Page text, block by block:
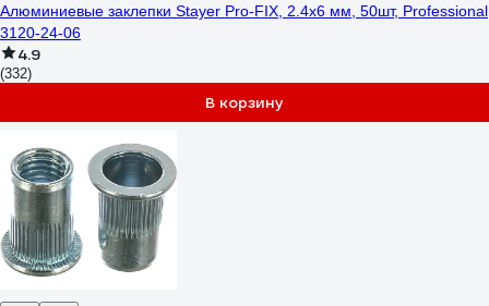
Алюминиевые заклепки Stayer Pro-FIX, 2.4х6 мм, 50шт, Professional
3120-24-06
4.9
(332)
В корзину